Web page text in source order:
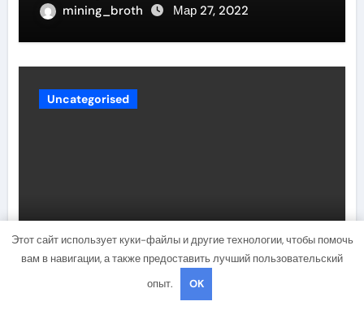
mining_broth Мар 27, 2022
Uncategorised
Жизнь и карьера актера Шайа
Лабафа — его биография,
фильмография и личная жизнь
Этот сайт использует куки-файлы и другие технологии, чтобы помочь
вам в навигации, а также предоставить лучший пользовательский
опыт.
OK